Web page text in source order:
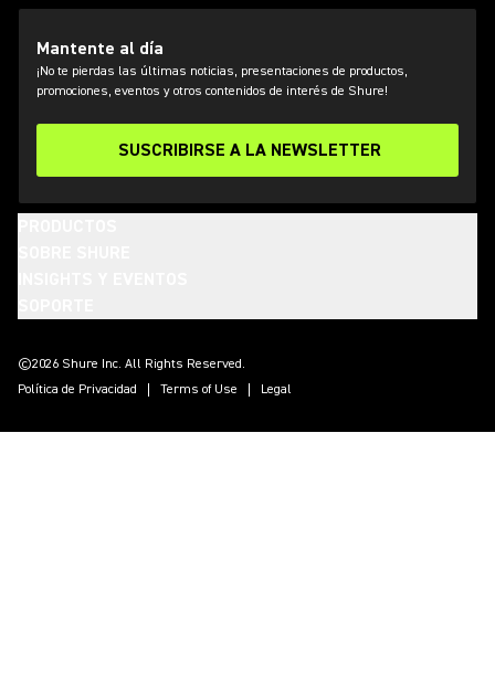
Mantente al día
¡No te pierdas las últimas noticias, presentaciones de productos,
promociones, eventos y otros contenidos de interés de Shure!
SUSCRIBIRSE A LA NEWSLETTER
©2026 Shure Inc. All Rights Reserved.
Política de Privacidad
Terms of Use Legal